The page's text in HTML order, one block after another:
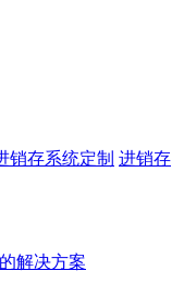
销存系统定制 进销存
解决方案